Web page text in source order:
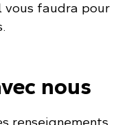
vous faudra pour
nous
renseignements